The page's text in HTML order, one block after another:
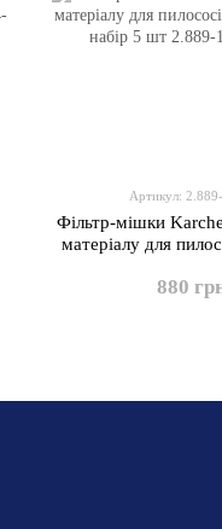
Артикул:
Фільтр-мішки
матеріалу для
880